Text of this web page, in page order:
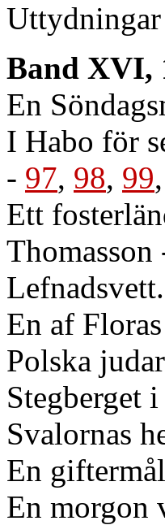
Uttydningar
Band XVI,
En
I Habo för
- 97, 98, 99,
Ett
Thomasson
En af
Polska
Stegberget
Svalornas
En
En morgon